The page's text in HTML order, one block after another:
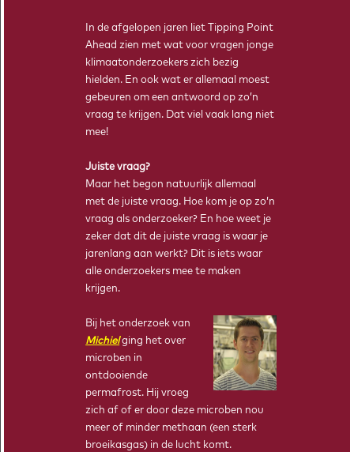
HOE HAALT DE AARDE CO2 UIT DE LUCHT?
De aarde haalt op natuurlijke wijze CO2 uit de lucht. Gaat ons
SHARON VAN GEFFEN
Civiele techniek, afgestudeerd in 2014
In de afgelopen jaren liet Tipping Point
Ahead zien met wat voor vragen jonge
klimaatonderzoekers zich bezig
hielden. En ook wat er allemaal moest
gebeuren om een antwoord op zo’n
vraag te krijgen. Dat viel vaak lang niet
mee!
Juiste vraag?
Maar het begon natuurlijk allemaal
met de juiste vraag. Hoe kom je op zo’n
vraag als onderzoeker? En hoe weet je
zeker dat dit de juiste vraag is waar je
jarenlang aan werkt? Dit is iets waar
alle onderzoekers mee te maken
krijgen.
Bij het onderzoek van
Michielging het over
microben in
ontdooiende
permafrost. Hij vroeg
zich af of er door deze microben nou
meer of minder methaan (een sterk
broeikasgas) in de lucht komt.